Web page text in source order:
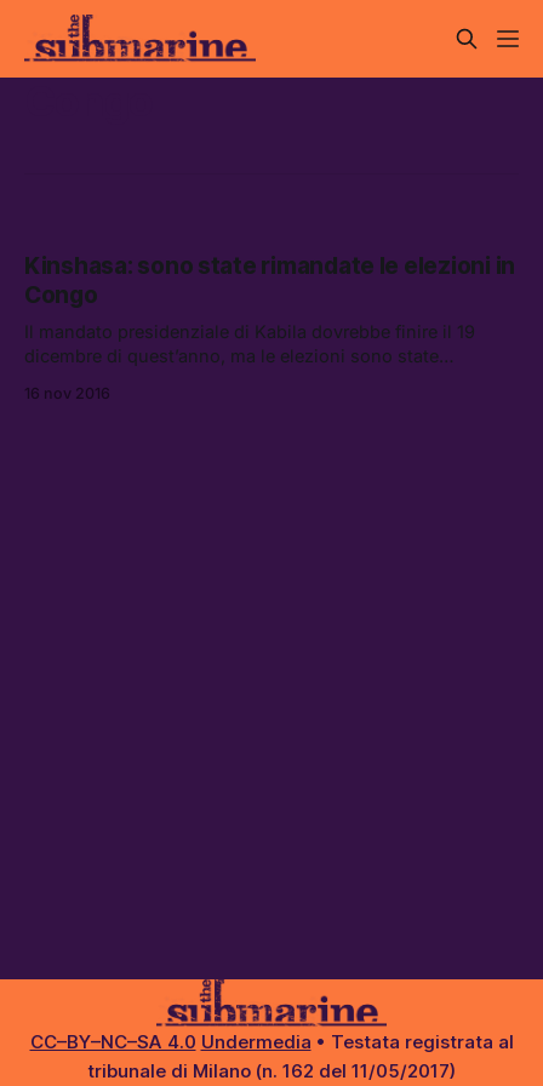
Kinshasa: sono state rimandate le elezioni in
Congo
Il mandato presidenziale di Kabila dovrebbe finire il 19
dicembre di quest’anno, ma le elezioni sono state
maggioranza e anche da parte dell’opposizione.
16 nov 2016
CC–BY–NC–SA 4.0 Undermedia • Testata registrata al
tribunale di Milano (n. 162 del 11/05/2017)